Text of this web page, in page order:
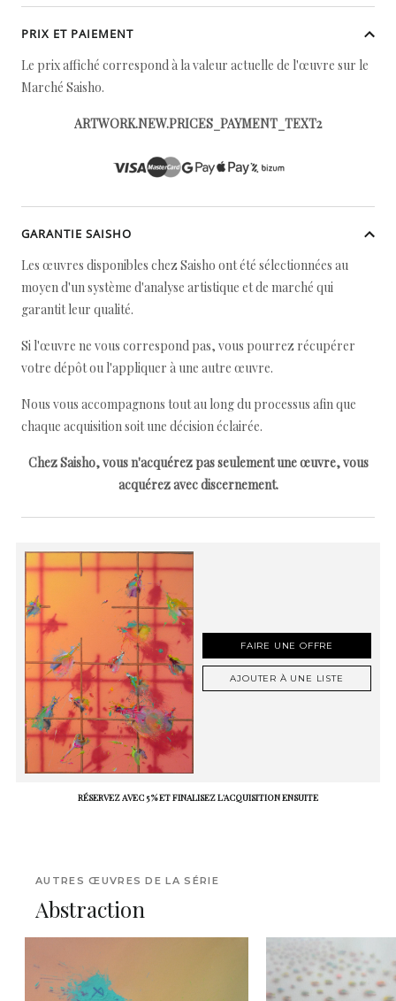
PRIX ET PAIEMENT
Le prix affiché correspond à la valeur actuelle de l'œuvre sur le
Marché Saisho.
ARTWORK.NEW.PRICES_PAYMENT_TEXT2
GARANTIE SAISHO
Les œuvres disponibles chez Saisho ont été sélectionnées au
moyen d'un système d'analyse artistique et de marché qui
garantit leur qualité.
Si l'œuvre ne vous correspond pas, vous pourrez récupérer
votre dépôt ou l'appliquer à une autre œuvre.
Nous vous accompagnons tout au long du processus afin que
chaque acquisition soit une décision éclairée.
Chez Saisho, vous n'acquérez pas seulement une œuvre, vous
acquérez avec discernement.
FAIRE UNE OFFRE
AJOUTER À UNE LISTE
RÉSERVEZ AVEC 5 % ET FINALISEZ L'ACQUISITION ENSUITE
AUTRES ŒUVRES DE LA SÉRIE
Abstraction